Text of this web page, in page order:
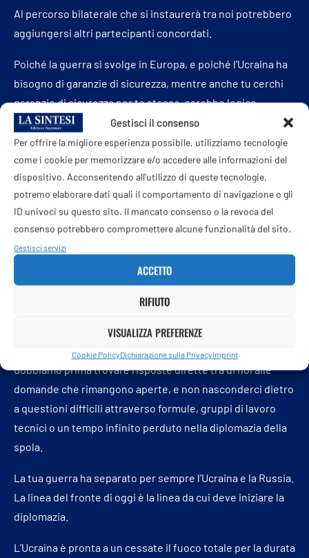
Gestisci il consenso
Per offrire la migliore esperienza possibile, utilizziamo tecnologie
come i cookie per memorizzare e/o accedere alle informazioni del
dispositivo. Acconsentendo all'utilizzo di queste tecnologie,
potremo elaborare dati quali il comportamento di navigazione o gli
ID univoci su questo sito. Il mancato consenso o la revoca del
consenso potrebbero compromettere alcune funzionalità del sito.
Gestisci servizi
ACCETTO
RIFIUTO
VISUALIZZA PREFERENZE
Cookie PolicyDichiarazione sulla PrivacyImprint
Al percorso bilaterale che si instaurerà tra noi potrebbero
aggiungersi altri partecipanti concordati.
Poiché la guerra si svolge in Europa, e poiché l’Ucraina ha
bisogno di garanzie di sicurezza, mentre anche tu cerchi
garanzie di sicurezza per te stesso, sarebbe logico
coinvolgere coloro che possono svolgere un ruolo
genuino da garanti.
Riteniamo che l’Europa debba far parte di questo
processo — quelli che hanno davvero la capacità di
influenzare la situazione.
Riteniamo anche che gli Stati Uniti debbano far parte del
processo. Questo è ciò che potrebbe contribuire a
forgiare una nuova architettura di sicurezza per la nostra
Abbiamo già vissuto molti accordi con la Russia, inclusi gli
accordi di Minsk, che alla fine sono falliti. Ecco perché
dobbiamo prima trovare risposte dirette tra di noi alle
domande che rimangono aperte, e non nasconderci dietro
a questioni difficili attraverso formule, gruppi di lavoro
tecnici o un tempo infinito perduto nella diplomazia della
spola.
La tua guerra ha separato per sempre l’Ucraina e la Russia.
La linea del fronte di oggi è la linea da cui deve iniziare la
diplomazia.
L’Ucraina è pronta a un cessate il fuoco totale per la durata